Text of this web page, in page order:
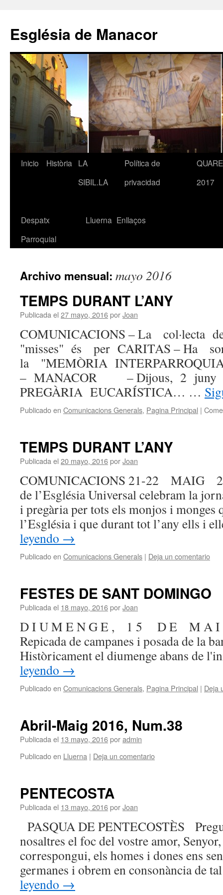
contenido
Església de Manacor
Inicio Història
LA
SIBIL.LA
Política de
privacidad
2017
Despatx
Parroquial
Lluerna Enllaços
Archivo mensual: mayo 2016
TEMPS DURANT L’ANY
Publicada el 27 mayo, 2016porJoan
COMUNICACIONS – La
"misses" és per CARITAS – Ha
la "MEMÒRIA
– MANACOR – Dijous, 2
PREGÀRIA EUCARÍSTICA… …
Publicado en Comunicacions Generals, Pagina Principal |
TEMPS DURANT L’ANY
Publicada el 20 mayo, 2016porJoan
COMUNICACIONS 21-22 MAIG
de l’Església Universal celebram la
i pregària per tots els monjos i monges
l’Església i que durant tot l’any ells i
leyendo →
Publicado en Comunicacions Generals | Deja un comentario
FESTES DE SANT DOMINGO
Publicada el 18 mayo, 2016porJoan
D I U M E N G E , 1 5 D E M A
Repicada de campanes i posada de la
Històricament el diumenge abans de
leyendo →
Publicado en Comunicacions Generals, Pagina Principal | Deja
Abril-Maig 2016, Num.38
Publicada el 13 mayo, 2016poradmin
Publicado en Lluerna | Deja un comentario
PENTECOSTA
Publicada el 13 mayo, 2016porJoan
PASQUA DE PENTECOSTÈS
nosaltres el foc del vostre amor,
correspongui, els homes i dones ens
germanes i obrem en consonància de
leyendo →